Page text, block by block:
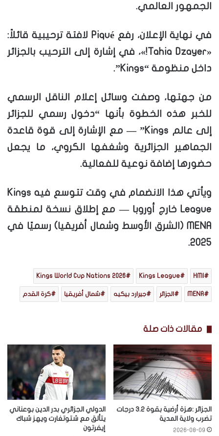
الجمهور العالمي.
في نهاية الإعلان، رفع Piqué لافتة ترحيبية قائلاً:
«Tahia Dzayer!»، في إشارة إلى الترحيب بالجزائر
داخل منظومة “Kings”.
من جهتها، وصفت وسائل إعلام الناقل الرسمي
للخبر هذه الخطوة بأنها “دخول رسمي للجزائر
إلى عالم Kings” — مع الإشارة إلى قوة قاعدة
الجماهير الجزائرية وشغفها الكروي، ما يجعل
حضورها إضافة نوعية للفعالية.
ويأتي هذا الانضمام في وقت تتوسع فيه Kings
League خارج أوروبا — مع إطلاق نسخة لمنطقة
MENA (الشرق الأوسط وشمال أفريقيا) رسميًا في
2025.
HMI
Kings League
Kings World Cup Nations 2026
MENA الجزائر جيرارد بيكيه شمال أفريقيا كرة القدم
مقالات ذات صلة
الجزائر :هزة أرضية بقوة 3.2 درجات
تضرب ولاية المدية
2026-08-09
الدولي الجزائري بدر الدين بوعناني
يتألق مع شتوتغارت ويهز شباك
إيفرتون